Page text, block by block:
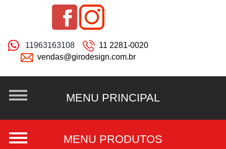
11963163108
11 2281-0020
vendas@girodesign.com.br